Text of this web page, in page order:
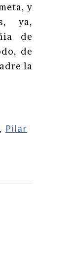
y
ya,
de
de
la
, Pilar